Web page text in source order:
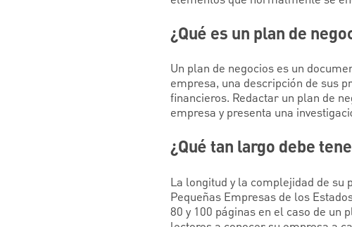
¿Qué es un plan de
Un plan de negocios es un
empresa, una descripción de sus
financieros. Redactar un plan de
empresa y presenta una
¿Qué tan largo debe
La longitud y la complejidad de su
Pequeñas Empresas de los
80 y 100 páginas en el caso de